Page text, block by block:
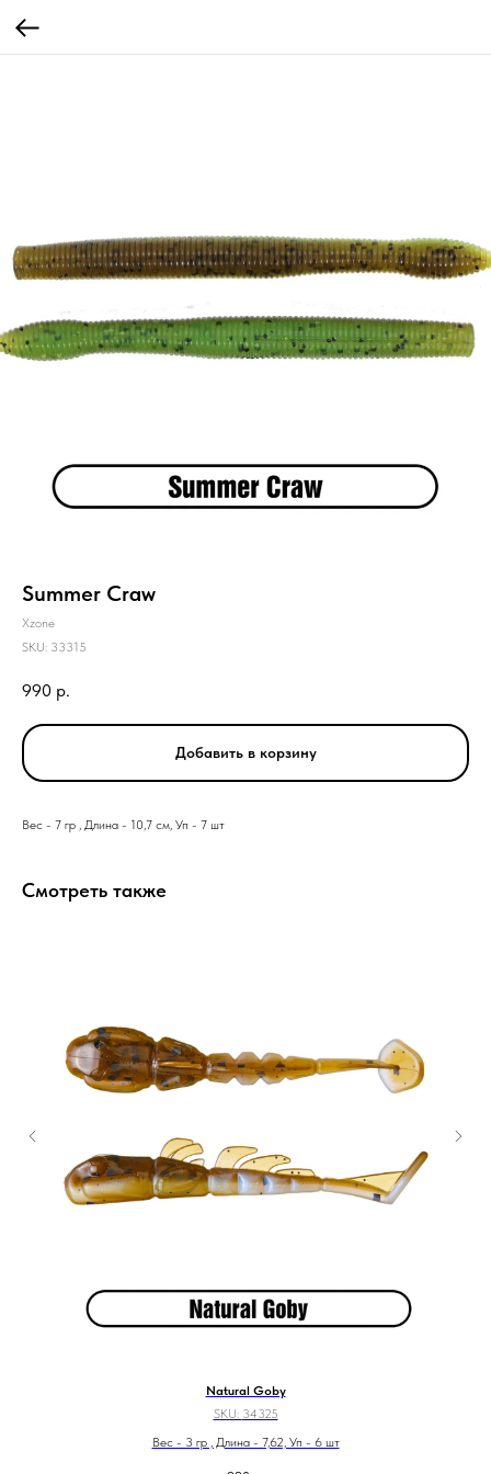
Summer Craw
Xzone
SKU: 33315
990 р.
Добавить в корзину
Вес - 7 гр , Длина - 10,7 см, Уп - 7 шт
Смотреть также
Natural Goby
SKU: 34325
Вес - 3 гр , Длина - 7,62, Уп - 6 шт